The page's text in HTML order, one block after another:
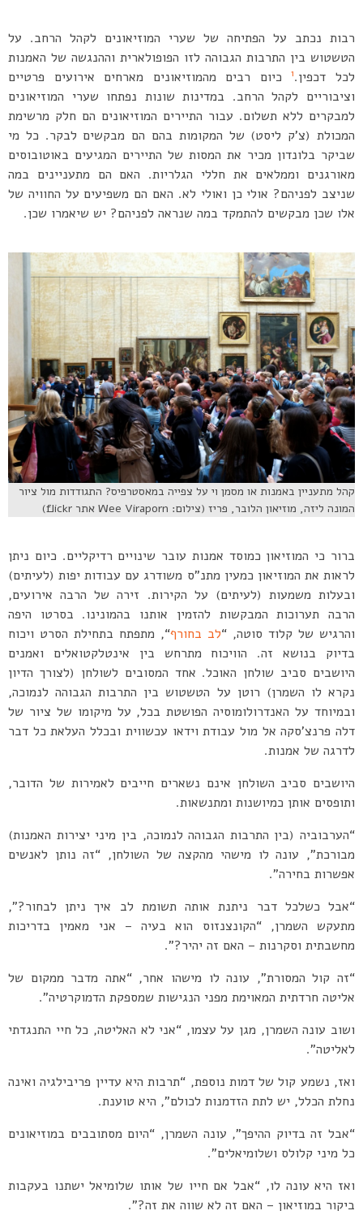
רבות נכתב על הפתיחה של שערי המוזיאונים לקהל הרחב. על
הטשטוש בין התרבות הגבוהה לזו הפופולארית וההנגשה של האמנות
לכל דכפין.1
כיום רבים מהמוזיאונים מארחים אירועים פרטיים
וציבוריים לקהל הרחב. במדינות שונות נפתחו שערי המוזיאונים
למבקרים ללא תשלום. עבור התיירים המוזיאונים הם חלק מרשימת
המכולת (צ’ק ליסט) של המקומות בהם הם מבקשים לבקר. כל מי
שביקר בלונדון מכיר את המסות של התיירים המגיעים באוטובוסים
מאורגנים וממלאים את חללי הגלריות. האם הם מתעניינים במה
שניצב לפניהם? אולי כן ואולי לא. האם הם משפיעים על החוויה של
אלו שכן מבקשים להתמקד במה שנראה לפניהם? יש שיאמרו שכן.
קהל מתעניין באמנות או מסמן וי על צפייה במאסטרפיס? התגודדות מול ציור
המונה ליזה, מוזיאון הלובר, פריז (צילום: Wee Viraporn אתר flickr)
ברור כי המוזיאון כמוסד אמנות עובר שינויים רדיקליים. כיום ניתן
לראות את המוזיאון כמעין מתנ”ס משודרג עם עבודות יפות (לעיתים)
ובעלות משמעות (לעיתים) על הקירות. זירה של הרבה אירועים,
הרבה תערוכות המבקשות להזמין אותנו בהמונינו. בסרטו היפה
והרגיש של קלוד סוטה, “לב בחורף“, מתפתח בתחילת הסרט ויכוח
בדיוק בנושא זה. הוויכוח מתרחש בין אינטלקטואלים ואמנים
היושבים סביב שולחן האוכל. אחד המסובים לשולחן (לצורך הדיון
נקרא לו השמרן) רוטן על הטשטוש בין התרבות הגבוהה לנמוכה,
ובמיוחד על האנדרולומוסיה הפושטת בכל, על מיקומו של ציור של
דלה פרנצ’סקה אל מול עבודת וידאו עכשווית ובכלל העלאת כל דבר
לדרגה של אמנות.
היושבים סביב השולחן אינם נשארים חייבים לאמירות של הדובר,
ותופסים אותן כמיושנות ומתנשאות.
“הערבוביה (בין התרבות הגבוהה לנמוכה, בין מיני יצירות האמנות)
מבורכת”, עונה לו מישהי מהקצה של השולחן, “זה נותן לאנשים
אפשרות בחירה”.
“אבל כשלכל דבר ניתנת אותה תשומת לב איך ניתן לבחור?”,
מתעקש השמרן, “הקונצנזוס הוא בעיה – אני מאמין בדריכות
מחשבתית וסקרנות – האם זה יהיר?”.
“זה קול המסורת”, עונה לו מישהו אחר, “אתה מדבר ממקום של
אליטה חרדתית המאוימת מפני הנגישות שמספקת הדמוקרטיה”.
ושוב עונה השמרן, מגן על עצמו, “אני לא האליטה, כל חיי התנגדתי
לאליטה”.
ואז, נשמע קול של דמות נוספת, “תרבות היא עדיין פריבילגיה ואינה
נחלת הכלל, יש לתת הזדמנות לכולם”, היא טוענת.
“אבל זה בדיוק ההיפך”, עונה השמרן, “היום מסתובבים במוזיאונים
כל מיני קלולס ושלומיאלים”.
ואז היא עונה לו, “אבל אם חייו של אותו שלומיאל ישתנו בעקבות
ביקור במוזיאון – האם זה לא שווה את זה?”.